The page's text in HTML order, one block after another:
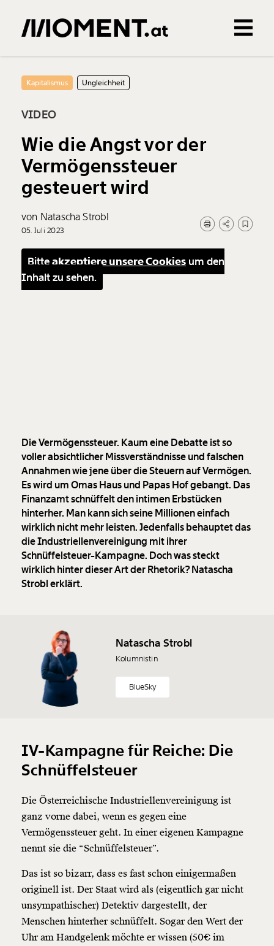
0Treffer
Kapitalismus Ungleichheit
VIDEO
Wie die Angst vor der
Vermögenssteuer
gesteuert wird
von Natascha Strobl
05. Juli 2023
Bitteakzeptiere unsere Cookies um den
Inhalt zu sehen.
Die Vermögenssteuer. Kaum eine Debatte ist so
voller absichtlicher Missverständnisse und falschen
Annahmen wie jene über die Steuern auf Vermögen.
Es wird um Omas Haus und Papas Hof gebangt. Das
Finanzamt schnüffelt den intimen Erbstücken
hinterher. Man kann sich seine Millionen einfach
wirklich nicht mehr leisten. Jedenfalls behauptet das
die Industriellenvereinigung mit ihrer
Schnüffelsteuer-Kampagne. Doch was steckt
wirklich hinter dieser Art der Rhetorik? Natascha
Strobl erklärt.
Natascha Strobl
Kolumnistin
BlueSky
IV-Kampagne für Reiche: Die
Schnüffelsteuer
Die Österreichische Industriellenvereinigung ist
ganz vorne dabei, wenn es gegen eine
Vermögenssteuer geht. In einer eigenen Kampagne
nennt sie die “Schnüffelsteuer”.
Das ist so bizarr, dass es fast schon einigermaßen
originell ist. Der Staat wird als (eigentlich gar nicht
unsympathischer) Detektiv dargestellt, der
Menschen hinterher schnüffelt. Sogar den Wert der
Uhr am Handgelenk möchte er wissen (50€ im